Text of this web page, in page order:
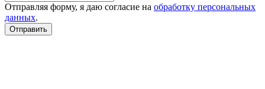
Отправляя форму, я даю согласие на обработку персональных
данных.
Отправить